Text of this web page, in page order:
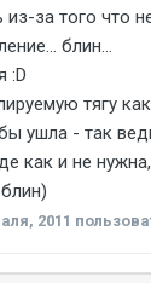
за того что
блин...
:D
тягу
ушла - так
как и не
2011